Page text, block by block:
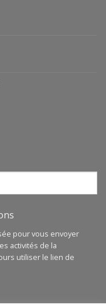
pour vous envoyer
activités de la
utiliser le lien de